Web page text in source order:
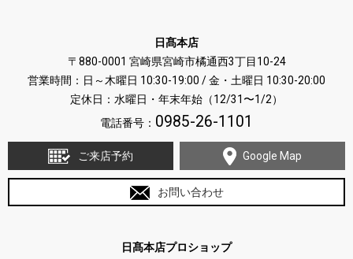
日髙本店
〒880-0001 宮崎県宮崎市橘通西3丁目10-24
営業時間：日～木曜日 10:30-19:00 / 金・土曜日 10:30-20:00
定休日：水曜日・年末年始（12/31〜1/2）
電話番号： 0985-26-1101
ご来店予約 Google Map
お問い合わせ
日髙本店プロショップ